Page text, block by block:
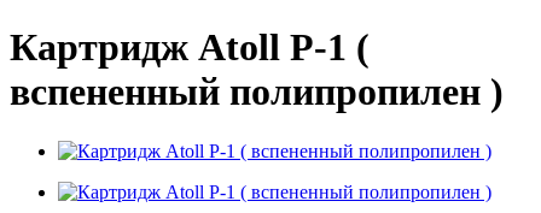
Картридж Atoll Р-1 (
вспененный полипропилен )